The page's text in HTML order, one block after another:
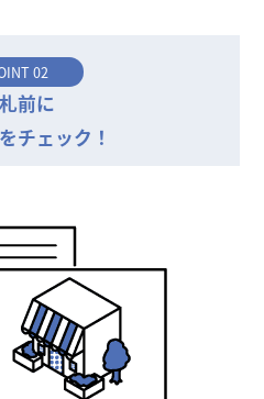
02
前に
チェック！